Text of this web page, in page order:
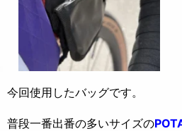
今回使用したバッグです。
普段一番出番の多いサイズの